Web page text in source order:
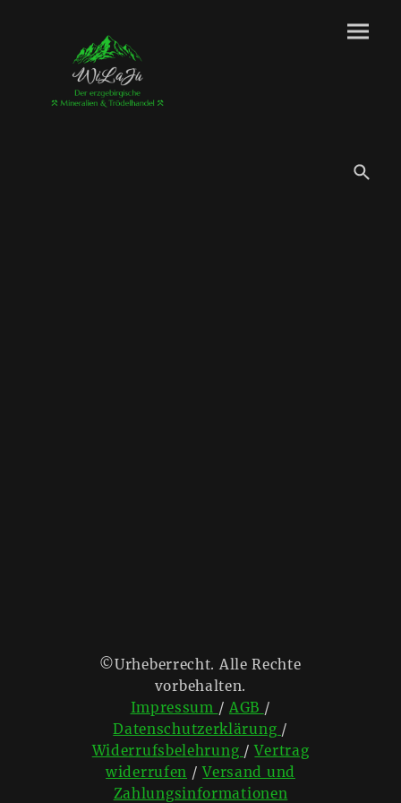
©Urheberrecht. Alle Rechte
vorbehalten.
Impressum / AGB /
Datenschutzerklärung /
Widerrufsbelehrung /Vertrag
widerrufen /Versand und
Zahlungsinformationen